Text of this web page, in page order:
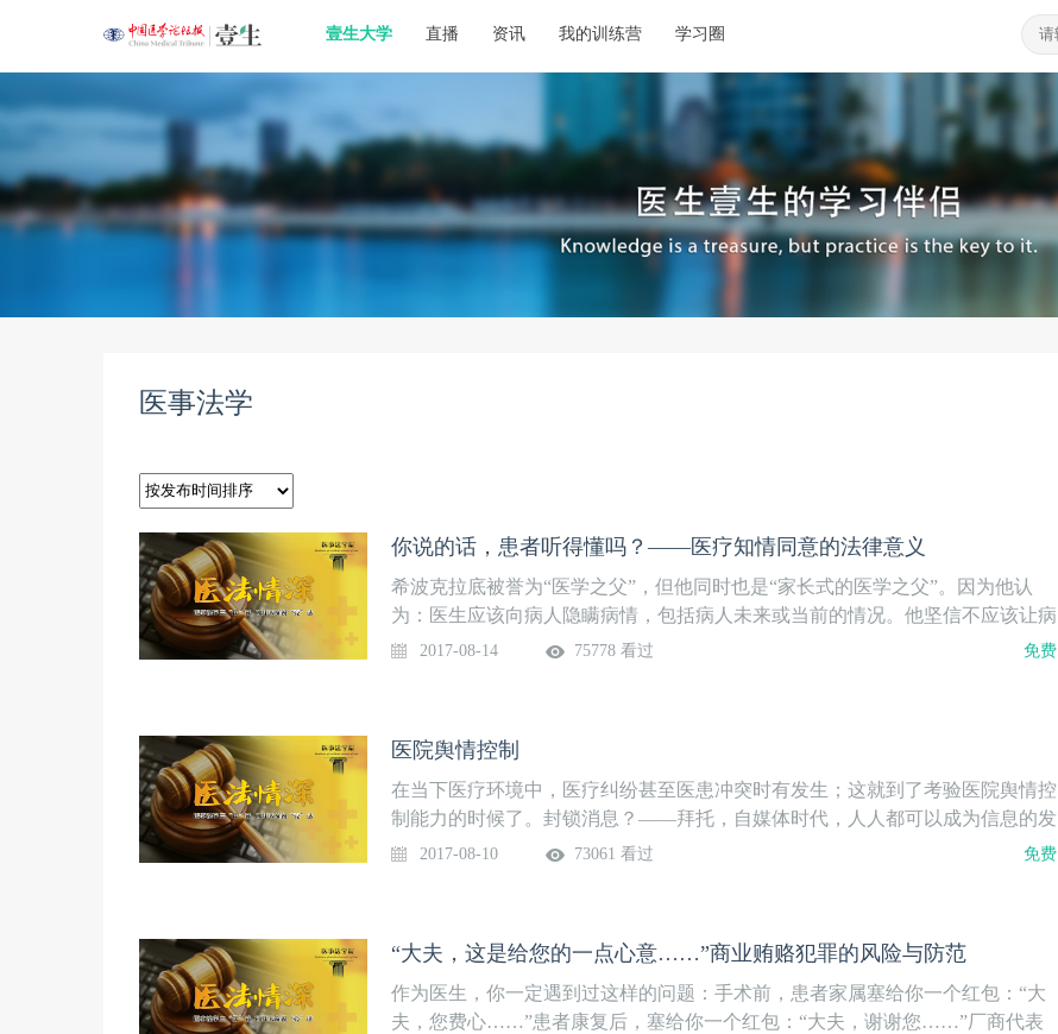
壹生大学 直播 资讯 我的训练营 学习圈
医事法学
你说的话，患者听得懂吗？——医疗知情同意的法律意义
希波克拉底被誉为“医学之父”，但他同时也是“家长式的医学之父”。因为他认
为：医生应该向病人隐瞒病情，包括病人未来或当前的情况。他坚信不应该让病
人知道诊疗处方，只有医生群体才能掌握医疗知识。希波克拉底建立的医学模
的医疗纠纷逐年增加，并引起我国民法理论界与司法实务界的高度关注。知情同
意权是指医务人员要为病人提供其做决定所必需的足够信息(如病情、诊疗方
案、预后及可能会出现的危害等),让病人在权衡利弊后,对医务人员所拟订的诊疗
方案做出同意或否定的决定。这说明：医务人员对患者所采取的任何医疗措施都
天窗说“亮”话是由《中国医学论坛报》、广东省医学会医事法学分会、法治广东
研究中心共同主办的一档大型谈话类栏目。栏目主持人宋儒亮教授针对20余个临
床医生所关注的热点问题，邀请医、患、鉴、法、媒各领域专家进行深入探
2017-08-14 75778 看过 免费
医院舆情控制
在当下医疗环境中，医疗纠纷甚至医患冲突时有发生；这就到了考验医院舆情控
制能力的时候了。封锁消息？——拜托，自媒体时代，人人都可以成为信息的发
布者。拒绝采访，将记者拒之门外？——你真的那么想勾起读者的无限遐想吗？
亮教授为身为医院管理者的你邀请了来自媒体及院方的两位重量级嘉宾，给您带
来最实用的医院舆情控制指南！医法情深——医事法学三“儒”谈，打开天窗
说“亮”话是由《中国医学论坛报》、广东省医学会医事法学分会、法治广东研究
2017-08-10 73061 看过 免费
“大夫，这是给您的一点心意……”商业贿赂犯罪的风险与防范
作为医生，你一定遇到过这样的问题：手术前，患者家属塞给你一个红包：“大
夫，您费心……”患者康复后，塞给你一个红包：“大夫，谢谢您……”厂商代表